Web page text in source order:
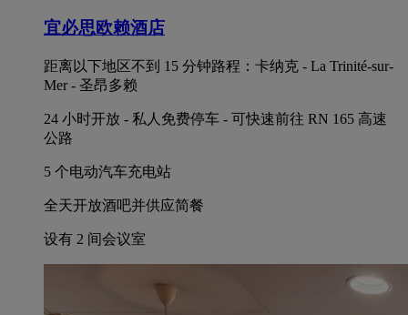
宜必思欧赖酒店
距离以下地区不到 15 分钟路程：卡纳克 - La Trinité-sur-
Mer - 圣昂多赖
24 小时开放 - 私人免费停车 - 可快速前往 RN 165 高速
公路
5 个电动汽车充电站
全天开放酒吧并供应简餐
设有 2 间会议室